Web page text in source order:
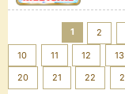
1 2
10 11 12 13
20 21 22